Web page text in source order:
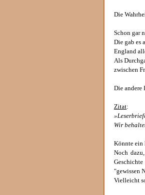
Die
Schon gar
Die gab es
England
Als
zwischen
Die andere
Zitat:
Wir
Könnte ein
Noch
"gewissen
Vielleicht